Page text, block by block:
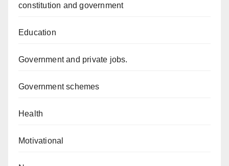
constitution and government
Education
Government and private jobs.
Government schemes
Health
Motivational